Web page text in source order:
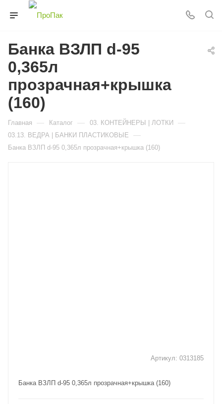
Банка ВЗЛП d-95
0,365л
прозрачная+крышка
(160)
Главная — Каталог — 03. КОНТЕЙНЕРЫ | ЛОТКИ —
03.13. ВЕДРА | БАНКИ ПЛАСТИКОВЫЕ —
Банка ВЗЛП d-95 0,365л прозрачная+крышка (160)
Артикул: 0313185
Банка ВЗЛП d-95 0,365л прозрачная+крышка (160)